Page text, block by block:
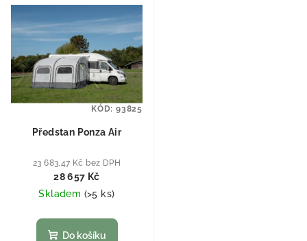
Předstan Ponza Air
23 683,47 Kč bez DPH
28 657 Kč
Skladem (>5 ks)
Do košíku
KÓD: 93825